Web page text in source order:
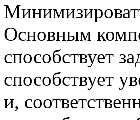
Основным
способствует
способствует
и,